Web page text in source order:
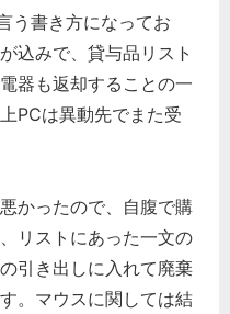
う書き方になってお
込みで、貸与品リスト
器も返却することの一
PCは異動先でまた受
かったので、自腹で購
リストにあった一文の
引き出しに入れて廃棄
。マウスに関しては結